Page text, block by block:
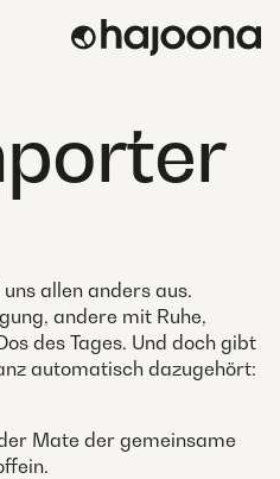
allen anders aus.
andere mit Ruhe,
des Tages. Und doch gibt
automatisch dazugehört:
Mate der gemeinsame